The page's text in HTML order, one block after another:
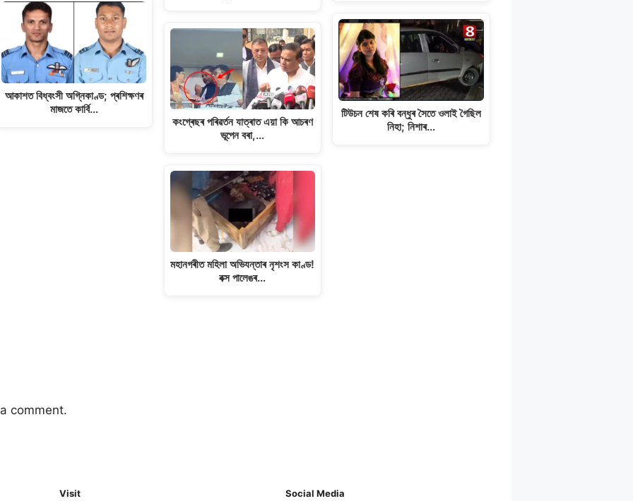
আকাশত বিধ্বংসী অগ্নিকাণ্ড; প্ৰশিক্ষণৰ
মাজতে কাৰ্বি…
কংগ্ৰেছৰ পৰিৱৰ্তন যাত্ৰাত এয়া কি আচৰণ
ভূপেন বৰা,…
মহানগৰীত মহিলা অভিযন্তাৰ নৃশংস কাণ্ড!
বক্স পালেঙৰ…
টিউচন শেষ কৰি বন্ধুৰ সৈতে ওলাই গৈছিল
নিহা; নিশাৰ…
comment.
Visit Social Media